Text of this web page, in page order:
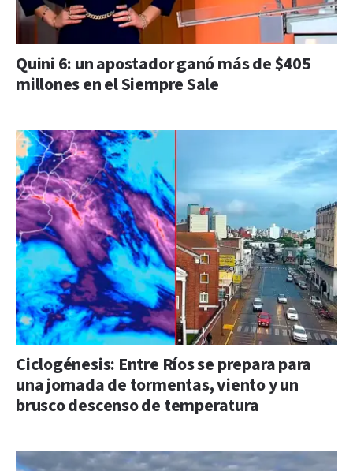
Quini 6: un apostador ganó más de $405
millones en el Siempre Sale
Ciclogénesis: Entre Ríos se prepara para
una jornada de tormentas, viento y un
brusco descenso de temperatura